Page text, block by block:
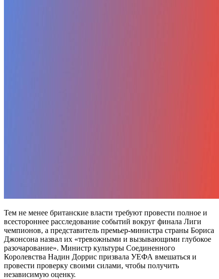
Тем не менее британские власти требуют провести полное и
всестороннее расследование событий вокруг финала Лиги
чемпионов, а представитель премьер-министра страны Бориса
Джонсона назвал их «тревожными и вызывающими глубокое
разочарование». Министр культуры Соединенного
Королевства Надин Доррис призвала УЕФА вмешаться и
провести проверку своими силами, чтобы получить
независимую оценку.